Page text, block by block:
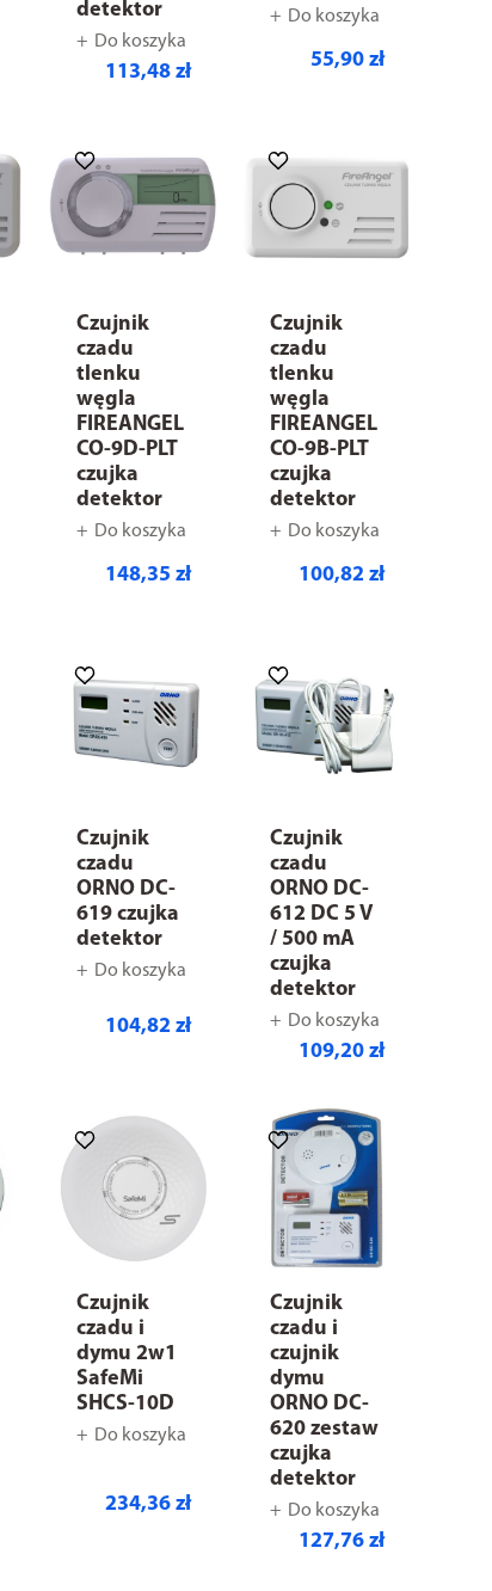
detektor
Do koszyka
113,48 zł
Do koszyka
55,90 zł
Czujnik
czadu
tlenku
węgla
FIREANGEL
CO-9D-PLT
czujka
detektor
Do koszyka
148,35 zł
Czujnik
czadu
tlenku
węgla
FIREANGEL
CO-9B-PLT
czujka
detektor
Do koszyka
100,82 zł
Czujnik
czadu
ORNO DC-
619 czujka
detektor
Do koszyka
104,82 zł
Czujnik
czadu
ORNO DC-
612 DC 5 V
/ 500 mA
czujka
detektor
Do koszyka
109,20 zł
Czujnik
czadu i
dymu 2w1
SafeMi
SHCS-10D
Do koszyka
234,36 zł
Czujnik
czadu i
czujnik
dymu
ORNO DC-
620 zestaw
czujka
detektor
Do koszyka
127,76 zł